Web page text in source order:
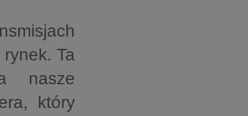
Ta
nasze
który